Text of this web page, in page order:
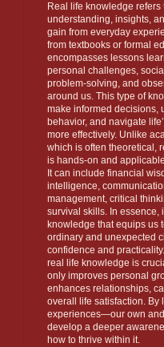
Real life knowledge refers
understanding, insights,
gain from everyday
from textbooks or formal
encompasses lessons
personal challenges,
problem-solving, and
around us. This type of
make informed decisions,
behavior, and navigate
more effectively. Unlike
which is often theoretical,
is hands-on and
It can include financial
intelligence,
management, critical
survival skills. In essence,
knowledge that equips us
ordinary and unexpected
confidence and
real life knowledge is
only improves personal
enhances relationships,
overall life satisfaction. By
experiences—our own
develop a deeper
how to thrive within it.